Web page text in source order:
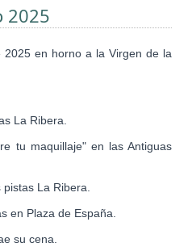
2025
2025 en horno a la Virgen de la
La Ribera.
tu maquillaje" en las Antiguas
pistas La Ribera.
en Plaza de España.
su cena.